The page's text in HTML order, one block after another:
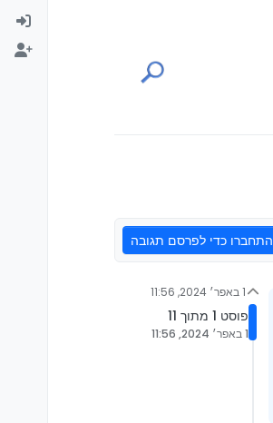
התחברו כדי לפרסם תגובה
1 באפר׳ 2024, 11:56
פוסט 1 מתוך 11
1 באפר׳ 2024, 11:56